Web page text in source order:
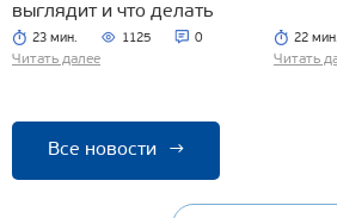
выглядит и что делать
23 мин. 1125 0
Читать далее
22 мин.
Читать
Все новости →